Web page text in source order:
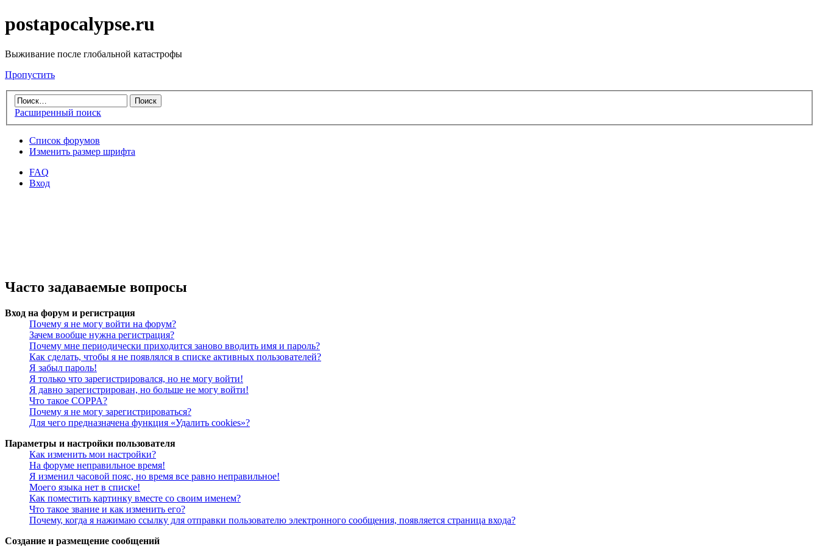
postapocalypse.ru
Выживание после глобальной катастрофы
Пропустить
Расширенный поиск
Список форумов
Изменить размер шрифта
FAQ
Вход
Часто задаваемые вопросы
Вход на форум и регистрация
Почему я не могу войти на форум?
Зачем вообще нужна регистрация?
Почему мне периодически приходится заново вводить имя и пароль?
Как сделать, чтобы я не появлялся в списке активных пользователей?
Я забыл пароль!
Я только что зарегистрировался, но не могу войти!
Я давно зарегистрирован, но больше не могу войти!
Что такое COPPA?
Почему я не могу зарегистрироваться?
Для чего предназначена функция «Удалить cookies»?
Параметры и настройки пользователя
Как изменить мои настройки?
На форуме неправильное время!
Я изменил часовой пояс, но время все равно неправильное!
Моего языка нет в списке!
Как поместить картинку вместе со своим именем?
Что такое звание и как изменить его?
Почему, когда я нажимаю ссылку для отправки пользователю электронного сообщения, появляется страница входа?
Создание и размещение сообщений